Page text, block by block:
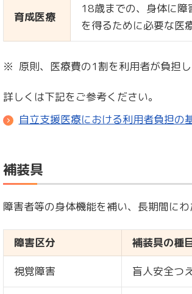
育成医療
18歳までの、身体に
を得るために必要な医
※ 原則、医療費の1割を利用者が負担し
詳しくは下記をご参考ください。
自立支援医療における利用者負担の
補装具
障害者等の身体機能を補い、長期間に
障害区分 補装具の種
視覚障害 盲人安全つ